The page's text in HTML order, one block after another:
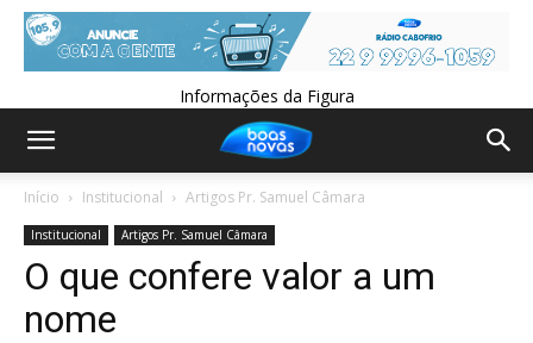
Informações da Figura
Início Institucional Artigos Pr. Samuel Câmara
Institucional Artigos Pr. Samuel Câmara
O que confere valor a um
nome